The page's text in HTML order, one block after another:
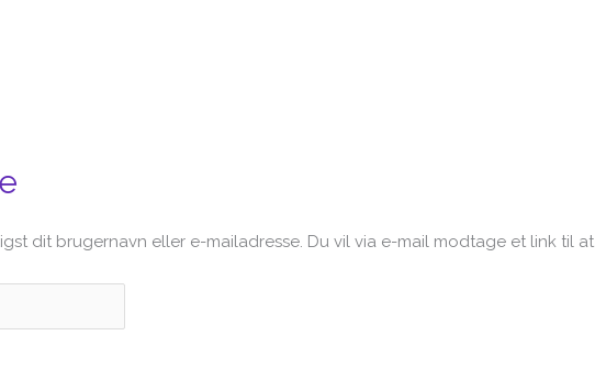
dit brugernavn eller e-mailadresse. Du vil via e-mail modtage et link til